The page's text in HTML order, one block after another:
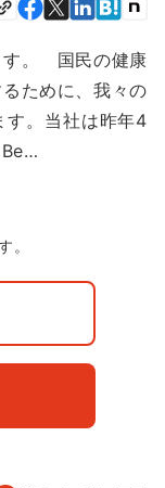
す。 国民の健康
ために、我々の
す。当社は昨年4
Be…
。